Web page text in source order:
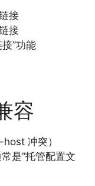
接
接
”功能
容
冲突）
是”托管配置文